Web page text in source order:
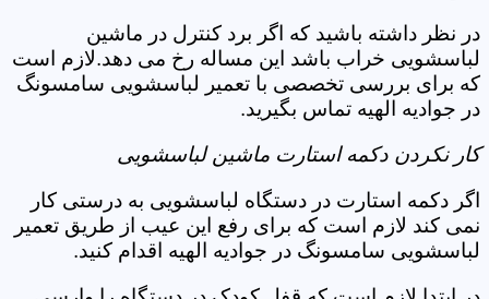
در نظر داشته باشید که اگر برد کنترل در ماشین
لباسشویی خراب باشد این مساله رخ می دهد.لازم است
که برای بررسی تخصصی با تعمیر لباسشویی سامسونگ
در جوادیه الهیه تماس بگیرید.
کار نکردن دکمه استارت ماشین لباسشویی
اگر دکمه استارت در دستگاه لباسشویی به درستی کار
نمی کند لازم است که برای رفع این عیب از طریق تعمیر
لباسشویی سامسونگ در جوادیه الهیه اقدام کنید.